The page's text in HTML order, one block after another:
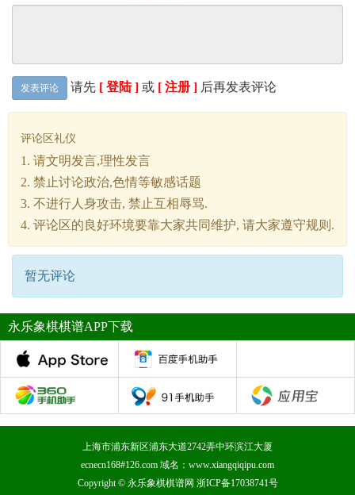
发表评论 请先 [ 登陆 ] 或 [ 注册 ] 后再发表评论
评论区礼仪
1. 请文明发言,理性发言
2. 禁止讨论政治,色情等敏感话题
3. 不进行人身攻击, 禁止互相辱骂.
4. 评论区的良好环境要靠大家共同维护, 请大家遵守规则.
暂无评论
永乐象棋棋谱APP下载
上海市浦东新区浦东大道2742弄中环滨江大厦
ecnecn168#126.com 域名：www.xiangqiqipu.com
Copyright © 永乐象棋棋谱网 浙ICP备17038741号